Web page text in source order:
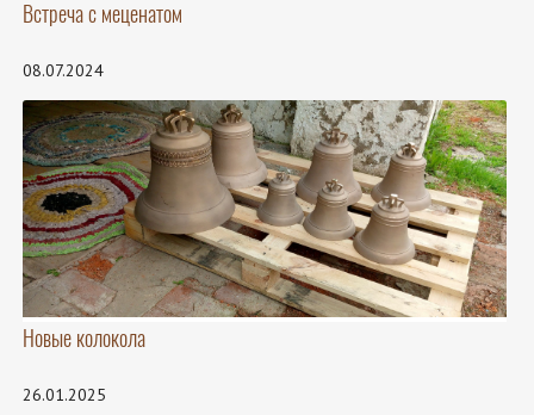
Встреча с меценатом
08.07.2024
Новые колокола
26.01.2025